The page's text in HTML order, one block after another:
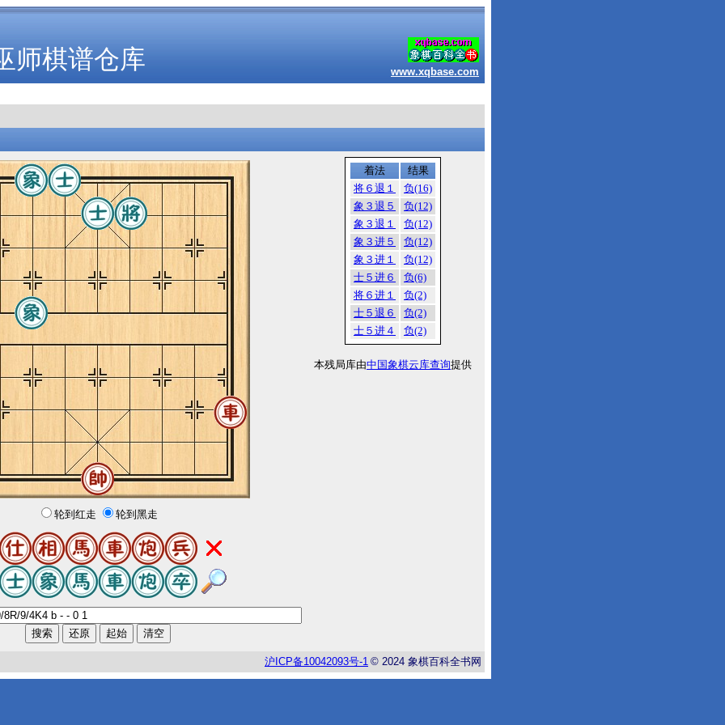
师棋谱仓库 www.xqbase.com
轮到红走 轮到黑走
着法
结果
将６退１
负(16)
象３退５
负(12)
象３退１
负(12)
象３进５
负(12)
象３进１
负(12)
士５进６
负(6)
将６进１
负(2)
士５退６
负(2)
士５进４
负(2)
本残局库由中国象棋云库查询提供
沪 ICP备10042093号-1 © 2024 象棋百科全书网